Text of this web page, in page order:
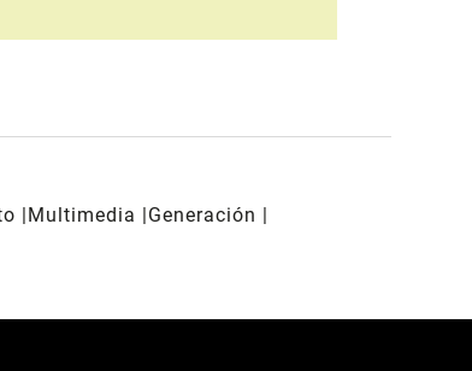
Multimedia
Generación